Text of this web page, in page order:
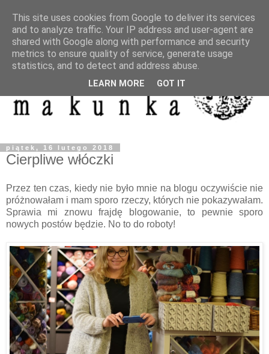
piątek, 16 lutego 2018
Cierpliwe włóczki
Przez ten czas, kiedy nie było mnie na blogu oczywiście nie
próżnowałam i mam sporo rzeczy, których nie pokazywałam.
Sprawia mi znowu frajdę blogowanie, to pewnie sporo
nowych postów będzie. No to do roboty!
This site uses cookies from Google to deliver its services
and to analyze traffic. Your IP address and user-agent are
shared with Google along with performance and security
metrics to ensure quality of service, generate usage
statistics, and to detect and address abuse.
LEARN MORE GOT IT